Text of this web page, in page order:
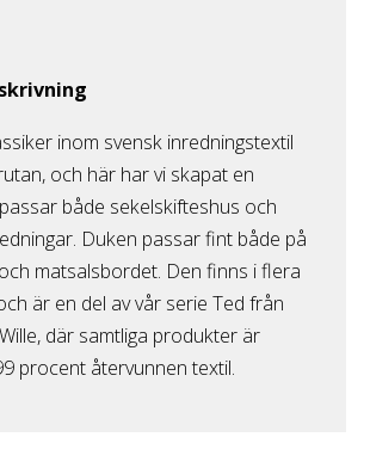
inom svensk inredningstextil
och här har vi skapat en
både sekelskifteshus och
Duken passar fint både på
matsalsbordet. Den finns i flera
är en del av vår serie Ted från
där samtliga produkter är
procent återvunnen textil.